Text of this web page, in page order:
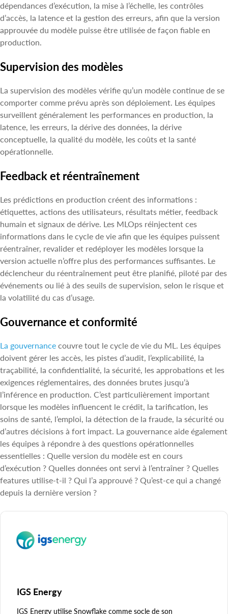
dépendances d’exécution, la mise à l’échelle, les contrôles
d’accès, la latence et la gestion des erreurs, afin que la version
approuvée du modèle puisse être utilisée de façon fiable en
production.
Supervision des modèles
La supervision des modèles vérifie qu’un modèle continue de se
comporter comme prévu après son déploiement. Les équipes
surveillent généralement les performances en production, la
latence, les erreurs, la dérive des données, la dérive
conceptuelle, la qualité du modèle, les coûts et la santé
opérationnelle.
Feedback et réentraînement
Les prédictions en production créent des informations :
étiquettes, actions des utilisateurs, résultats métier, feedback
humain et signaux de dérive. Les MLOps réinjectent ces
informations dans le cycle de vie afin que les équipes puissent
réentraîner, revalider et redéployer les modèles lorsque la
version actuelle n’offre plus des performances suffisantes. Le
déclencheur du réentraînement peut être planifié, piloté par des
événements ou lié à des seuils de supervision, selon le risque et
la volatilité du cas d’usage.
Gouvernance et conformité
La gouvernance couvre tout le cycle de vie du ML. Les équipes
doivent gérer les accès, les pistes d’audit, l’explicabilité, la
traçabilité, la confidentialité, la sécurité, les approbations et les
exigences réglementaires, des données brutes jusqu’à
l’inférence en production. C’est particulièrement important
lorsque les modèles influencent le crédit, la tarification, les
soins de santé, l’emploi, la détection de la fraude, la sécurité ou
d’autres décisions à fort impact. La gouvernance aide également
les équipes à répondre à des questions opérationnelles
essentielles : Quelle version du modèle est en cours
d’exécution ? Quelles données ont servi à l’entraîner ? Quelles
features utilise-t-il ? Qui l’a approuvé ? Qu’est-ce qui a changé
depuis la dernière version ?
IGS Energy
IGS Energy utilise Snowflake comme socle de son